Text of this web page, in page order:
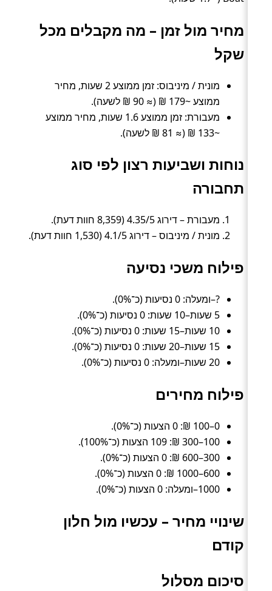
מחיר מול זמן – מה מקבלים מכל
שקל
מונית / מיניבוס: זמן ממוצע 2 שעות, מחיר
ממוצע ~179 ₪ (≈ 90 ₪ לשעה).
מעבורת: זמן ממוצע 1.6 שעות, מחיר ממוצע
~133 ₪ (≈ 81 ₪ לשעה).
נוחות ושביעות רצון לפי סוג
תחבורה
מעבורת – דירוג 4.35/5 (8,359 חוות דעת).
מונית / מיניבוס – דירוג 4.1/5 (1,530 חוות דעת).
פילוח משכי נסיעה
?–ומעלה: 0 נסיעות (כ־0%).
5 שעות–10 שעות: 0 נסיעות (כ־0%).
10 שעות–15 שעות: 0 נסיעות (כ־0%).
15 שעות–20 שעות: 0 נסיעות (כ־0%).
20 שעות–ומעלה: 0 נסיעות (כ־0%).
פילוח מחירים
0–100 ₪: 0 הצעות (כ־0%).
100–300 ₪: 109 הצעות (כ־100%).
300–600 ₪: 0 הצעות (כ־0%).
600–1000 ₪: 0 הצעות (כ־0%).
1000–ומעלה: 0 הצעות (כ־0%).
שינויי מחיר – עכשיו מול חלון
קודם
סיכום מסלול